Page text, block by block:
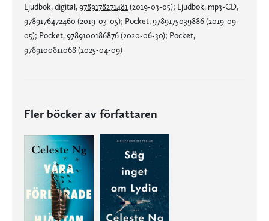
Ljudbok, digital,9789178271481 (2019-03-05); Ljudbok, mp3-CD,
9789176472460 (2019-03-05); Pocket, 9789175039886 (2019-09-
05); Pocket, 9789100186876 (2020-06-30); Pocket,
9789100811068 (2025-04-09)
Fler böcker av författaren